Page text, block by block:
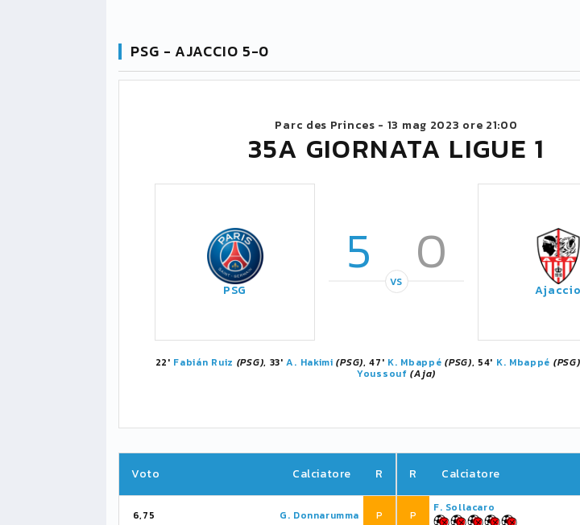
PSG - AJACCIO 5-0
Parc des Princes - 13 mag 2023 ore 21:00
35A GIORNATA LIGUE 1
PSG
5 0
VS Ajaccio
22' Fabián Ruiz (PSG), 33'A. Hakimi (PSG), 47' K. Mbappé (PSG), 54' K. Mbappé (PSG)
Youssouf (Aja)
Voto Calciatore R
6,75 G. Donnarumma P
R Calciatore
P
F. Sollacaro